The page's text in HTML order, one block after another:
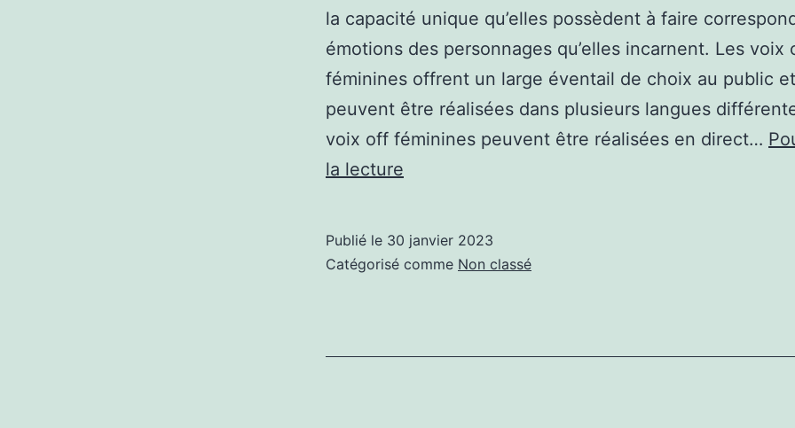
la capacité unique qu’elles possèdent à faire
émotions des personnages qu’elles incarnent. Les voix
féminines offrent un large éventail de choix au public et
peuvent être réalisées dans plusieurs langues
voix off féminines peuvent être réalisées en direct…
la lecture
voix
Publié le 30 janvier 2023
Catégorisé comme Non classé